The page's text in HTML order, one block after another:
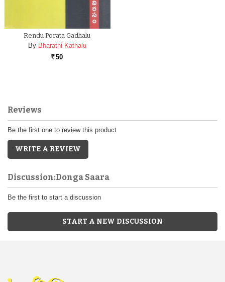
Rendu Porata Gadhalu
By Bharathi Kathalu
Rs. 50
Reviews
Be the first one to review this product
WRITE A REVIEW
Discussion:Donga Saara
Be the first to start a discussion
START A NEW DISCUSSION